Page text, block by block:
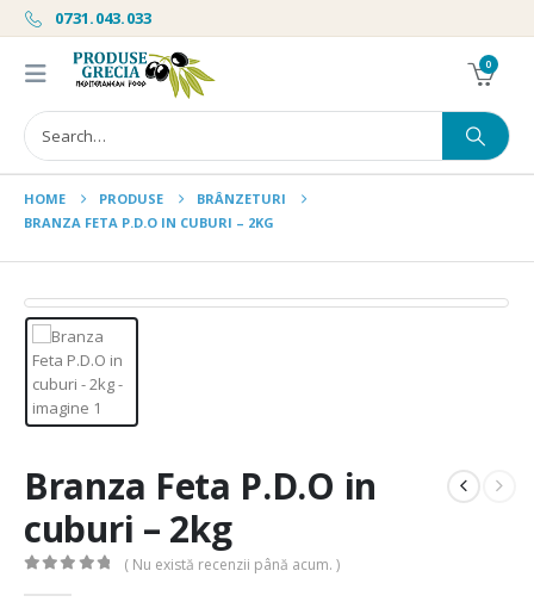
0731.043.033
0
HOME PRODUSE
BRÂNZETURI
BRANZA FETA P.D.O IN CUBURI – 2KG
Branza Feta P.D.O in
cuburi – 2kg
( Nu există recenzii până acum. )